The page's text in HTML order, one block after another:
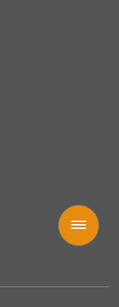
Toggle
navigation